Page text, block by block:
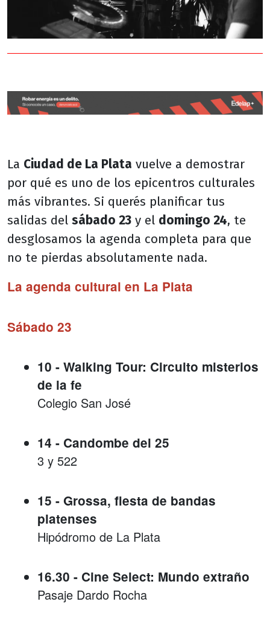
La Ciudad de La Plata vuelve a demostrar
por qué es uno de los epicentros culturales
más vibrantes. Si querés planificar tus
salidas del sábado 23 y el domingo 24, te
desglosamos la agenda completa para que
no te pierdas absolutamente nada.
La agenda cultural en La Plata
Sábado 23
10 - Walking Tour: Circuito misterios
de la fe
Colegio San José
14 - Candombe del 25
3 y 522
15 - Grossa, fiesta de bandas
platenses
Hipódromo de La Plata
16.30 - Cine Select: Mundo extraño
Pasaje Dardo Rocha